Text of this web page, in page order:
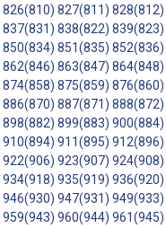
826(810) 827(811) 828(812)
837(831) 838(822) 839(823)
850(834) 851(835) 852(836)
862(846) 863(847) 864(848)
874(858) 875(859) 876(860)
886(870) 887(871) 888(872)
898(882) 899(883) 900(884)
910(894) 911(895) 912(896)
922(906) 923(907) 924(908)
934(918) 935(919) 936(920)
946(930) 947(931) 949(933)
959(943) 960(944) 961(945)